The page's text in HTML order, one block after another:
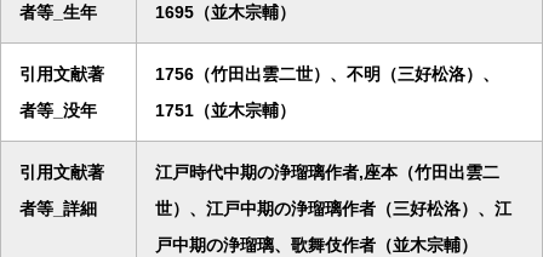
者等_生年
1695（並木宗輔）
引用文献著
者等_没年
1756（竹田出雲二世）、不明（三好松洛）、
1751（並木宗輔）
引用文献著
者等_詳細
江戸時代中期の浄瑠璃作者,座本（竹田出雲二
世）、江戸中期の浄瑠璃作者（三好松洛）、江
戸中期の浄瑠璃、歌舞伎作者（並木宗輔）